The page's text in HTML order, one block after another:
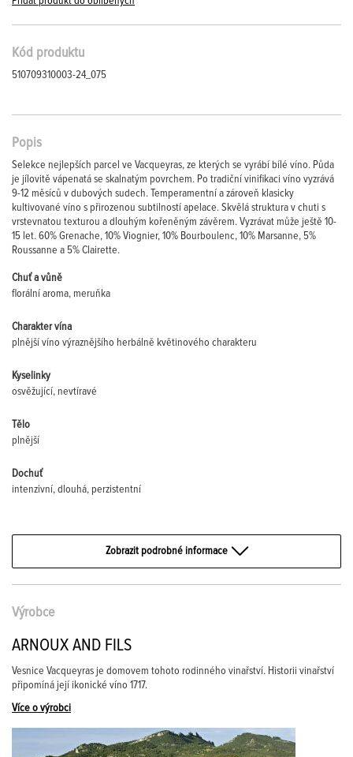
Kód produktu
510709310003-24_075
Popis
Selekce nejlepších parcel ve Vacqueyras, ze kterých se vyrábí bílé víno. Půda
je jílovitě vápenatá se skalnatým povrchem. Po tradiční vinifikaci víno vyzrává
9-12 měsíců v dubových sudech. Temperamentní a zároveň klasicky
kultivované víno s přirozenou subtilností apelace. Skvělá struktura v chuti s
vrstevnatou texturou a dlouhým kořeněným závěrem. Vyzrávat může ještě 10-
15 let. 60% Grenache, 10% Viognier, 10% Bourboulenc, 10% Marsanne, 5%
Roussanne a 5% Clairette.
Chuť a vůně
florální aroma, meruňka
Charakter vína
plnější víno výraznějšího herbálně květinového charakteru
Kyselinky
osvěžující, nevtíravé
Tělo
plnější
Dochuť
intenzivní, dlouhá, perzistentní
Zobrazit podrobné informace
Výrobce
ARNOUX AND FILS
Vesnice Vacqueyras je domovem tohoto rodinného vinařství. Historii vinařství
připomíná její ikonické víno 1717.
Více o výrobci